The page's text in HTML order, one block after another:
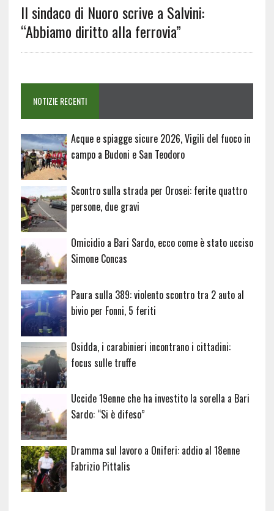
Il sindaco di Nuoro scrive a Salvini:
“Abbiamo diritto alla ferrovia”
NOTIZIE RECENTI
Acque e spiagge sicure 2026, Vigili del fuoco in
campo a Budoni e San Teodoro
Scontro sulla strada per Orosei: ferite quattro
persone, due gravi
Omicidio a Bari Sardo, ecco come è stato ucciso
Simone Concas
Paura sulla 389: violento scontro tra 2 auto al
bivio per Fonni, 5 feriti
Osidda, i carabinieri incontrano i cittadini:
focus sulle truffe
Uccide 19enne che ha investito la sorella a Bari
Sardo: “Si è difeso”
Dramma sul lavoro a Oniferi: addio al 18enne
Fabrizio Pittalis